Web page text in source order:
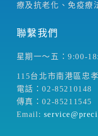
療及抗老化、免疫療
聯繫我們
星期一～五：9:00-
115台北市南港區忠
電話：02-85210148
傳真：02-85211545
Email: